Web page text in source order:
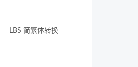
LBS 简繁体转换